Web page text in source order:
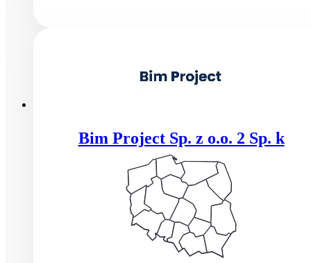
Bim Project Sp. z o.o. 2 Sp. k